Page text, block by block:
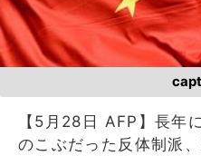
【5月28日 AFP】長年
のこぶだった反体制派